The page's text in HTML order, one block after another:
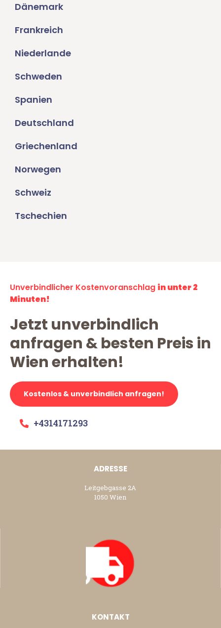
Dänemark
Frankreich
Niederlande
Schweden
Spanien
Deutschland
Griechenland
Norwegen
Schweiz
Tschechien
Unverbindlicher Kostenvoranschlag in unter 2
Minuten!
Jetzt unverbindlich
anfragen & besten Preis in
Wien erhalten!
Kostenlos & unverbindlich anfragen!
+4314171293
ADRESSE
Leitgebgasse 2A
1050 Wien
KONTAKT